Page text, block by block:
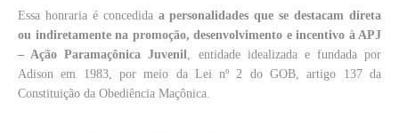
Essa honraria é concedida a personalidades que se destacam direta
ou indiretamente na promoção, desenvolvimento e incentivo à APJ
– Ação Paramaçônica Juvenil , entidade idealizada e fundada por
Adison em 1983, por meio da Lei nº 2 do GOB, artigo 137 da
Constituição da Obediência Maçônica.